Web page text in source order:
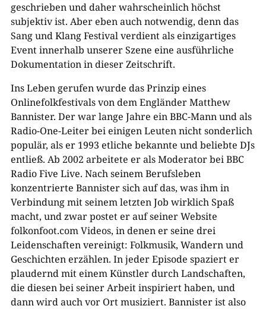
geschrieben und daher wahrscheinlich höchst
subjektiv ist. Aber eben auch notwendig, denn das
Sang und Klang Festival verdient als einzigartiges
Event innerhalb unserer Szene eine ausführliche
Dokumentation in dieser Zeitschrift.
Ins Leben gerufen wurde das Prinzip eines
Onlinefolkfestivals von dem Engländer Matthew
Bannister. Der war lange Jahre ein BBC-Mann und als
Radio-One-Leiter bei einigen Leuten nicht sonderlich
populär, als er 1993 etliche bekannte und beliebte DJs
entließ. Ab 2002 arbeitete er als Moderator bei BBC
Radio Five Live. Nach seinem Berufsleben
konzentrierte Bannister sich auf das, was ihm in
Verbindung mit seinem letzten Job wirklich Spaß
macht, und zwar postet er auf seiner Website
folkonfoot.com Videos, in denen er seine drei
Leidenschaften vereinigt: Folkmusik, Wandern und
Geschichten erzählen. In jeder Episode spaziert er
plaudernd mit einem Künstler durch Landschaften,
die diesen bei seiner Arbeit inspiriert haben, und
dann wird auch vor Ort musiziert. Bannister ist also